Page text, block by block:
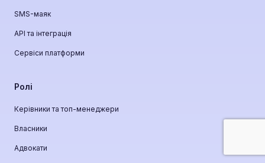
SMS-маяк
API та інтеграція
Сервіси платформи
Ролі
Керівники та топ-менеджери
Власники
Адвокати